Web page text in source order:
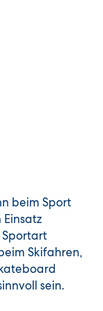
beim Sport
Sportart
Skifahren,
sein.